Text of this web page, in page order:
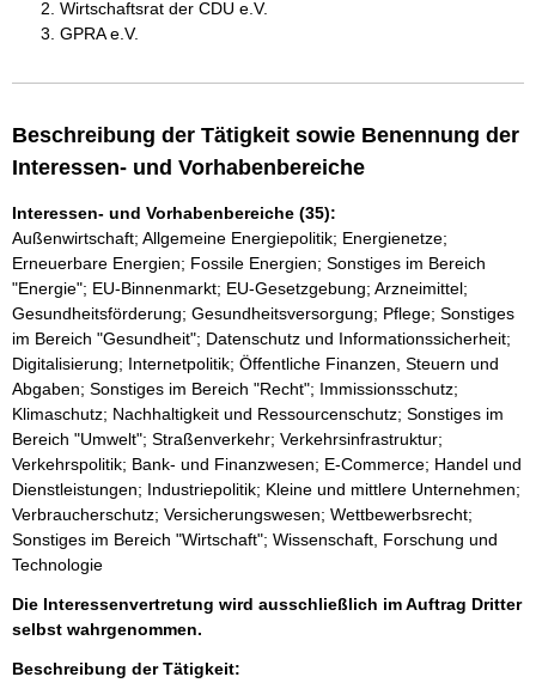
Wirtschaftsrat der CDU e.V.
GPRA e.V.
Beschreibung der Tätigkeit sowie Benennung der
Interessen- und Vorhabenbereiche
Interessen- und Vorhabenbereiche (35):
Außenwirtschaft; Allgemeine Energiepolitik; Energienetze;
Erneuerbare Energien; Fossile Energien; Sonstiges im Bereich
"Energie"; EU-Binnenmarkt; EU-Gesetzgebung; Arzneimittel;
Gesundheitsförderung; Gesundheitsversorgung; Pflege; Sonstiges
im Bereich "Gesundheit"; Datenschutz und Informationssicherheit;
Digitalisierung; Internetpolitik; Öffentliche Finanzen, Steuern und
Abgaben; Sonstiges im Bereich "Recht"; Immissionsschutz;
Klimaschutz; Nachhaltigkeit und Ressourcenschutz; Sonstiges im
Bereich "Umwelt"; Straßenverkehr; Verkehrsinfrastruktur;
Verkehrspolitik; Bank- und Finanzwesen; E-Commerce; Handel und
Dienstleistungen; Industriepolitik; Kleine und mittlere Unternehmen;
Verbraucherschutz; Versicherungswesen; Wettbewerbsrecht;
Sonstiges im Bereich "Wirtschaft"; Wissenschaft, Forschung und
Technologie
Die Interessenvertretung wird ausschließlich im Auftrag Dritter
selbst wahrgenommen.
Beschreibung der Tätigkeit: